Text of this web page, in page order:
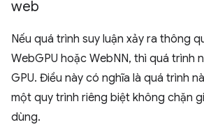
web
Nếu quá trình suy luận xảy ra thông
WebGPU hoặc WebNN, thì quá trình
GPU. Điều này có nghĩa là quá trình
một quy trình riêng biệt không chặn
dùng.